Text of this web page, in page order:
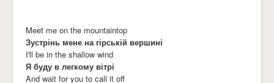
Meet me on the mountaintop
Зустрінь мене на гірській вершині
I'll be in the shallow wind
Я буду в легкому вітрі
And wait for you to call it off